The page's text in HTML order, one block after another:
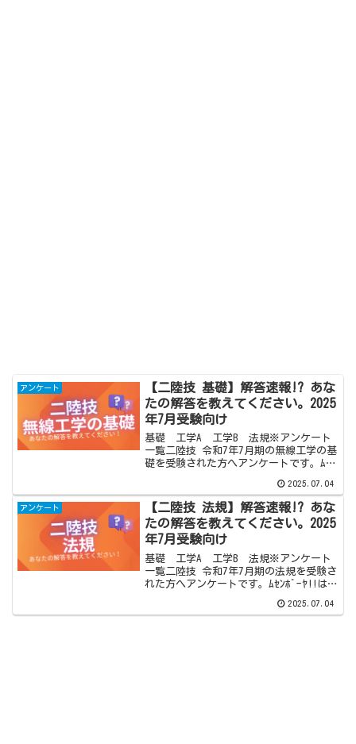
アンケート
【二陸技 基礎】解答速報!? あな
たの解答を教えてください。2025
年7月受験向け
基礎 工学A 工学B 法規※アンケート
一覧二陸技 令和7年7月期の無線工学の基
礎を受験された方へアンケートです。ﾑｾﾝ
2025年7月より解答アンケートを実施して
います。ぜひご参加ください！※こちら
は...
2025.07.04
アンケート
【二陸技 法規】解答速報!? あな
たの解答を教えてください。2025
年7月受験向け
基礎 工学A 工学B 法規※アンケート
一覧二陸技 令和7年7月期の法規を受験さ
れた方へアンケートです。ﾑｾﾝﾎﾞｰﾔ!!は二
り解答アンケートを実施しています。ぜ
2025.07.04